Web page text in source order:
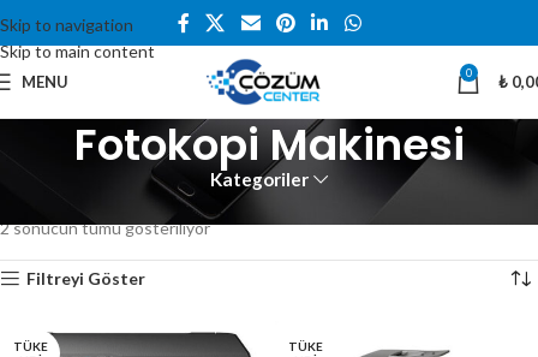
Skip to navigation
Skip to main content
MENU 0 ₺
Fotokopi Makinesi
Kategoriler
Baskı Çözümleri
Fotokopi Makinesi
2 sonucun tümü gösteriliyor
Filtreyi Göster
TÜKE
TÜKE